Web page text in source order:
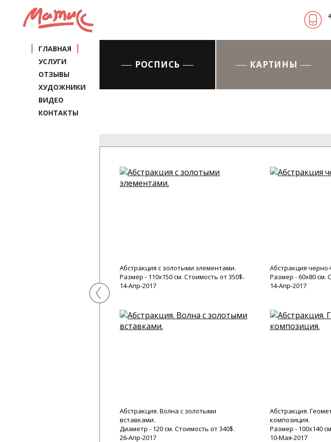
ГЛАВНАЯ
УСЛУГИ
ОТЗЫВЫ
ХУДОЖНИКИ
ВИДЕО
КОНТАКТЫ
РОСПИСЬ КАРТИНЫ
Абстракция с золотыми элементами.
Размер - 110х150 см. Стоимость от 350$.
14-Апр-2017
Абстракция
Размер - 60х80 см.
14-Апр-2017
Абстракция. Волна с золотыми
вставками.
Диаметр - 120 см. Стоимость от 340$.
26-Апр-2017
Абстракция.
композиция.
Размер - 100х140
10-Мая-2017